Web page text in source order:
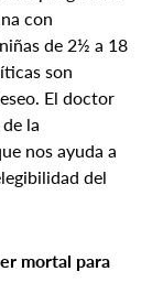
con
de 2½ a 18
son
El doctor
la
nos ayuda a
del
mortal para